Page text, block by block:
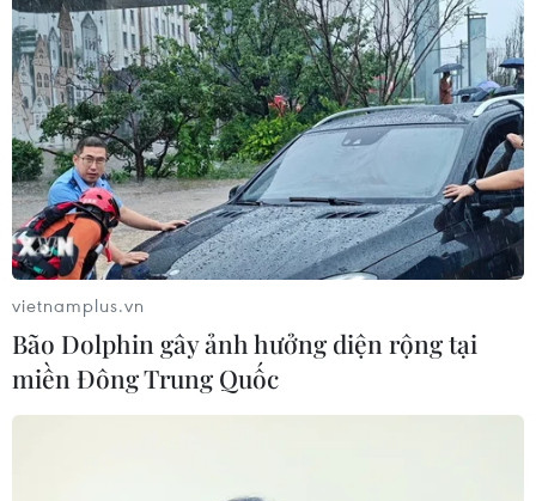
vietnamplus.vn
Bão Dolphin gây ảnh hưởng diện rộng tại
miền Đông Trung Quốc